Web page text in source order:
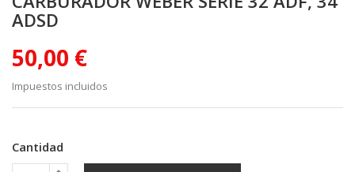
ADSD
50,00 €
Impuestos incluidos
Cantidad